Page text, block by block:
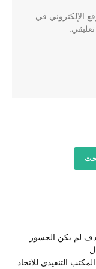
الإلكتروني في
لم يكن الجسور
التنفيذي للاتحاد